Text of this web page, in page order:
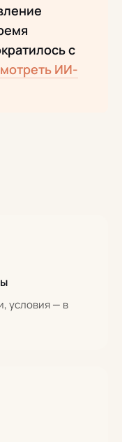
с
ИИ-
условия — в